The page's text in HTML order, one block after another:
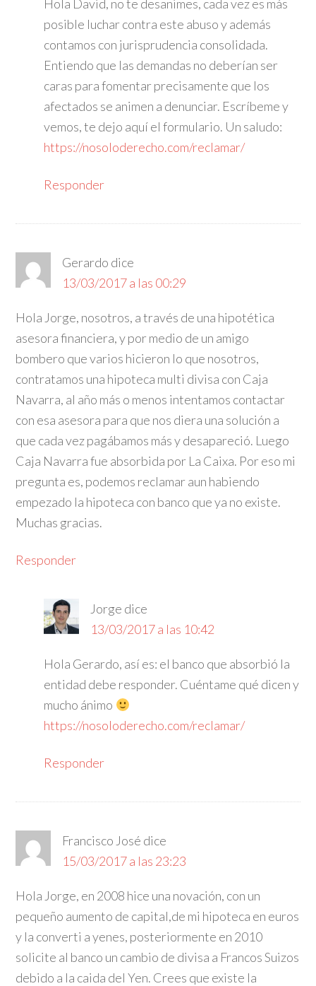
Hola David, no te desanimes, cada vez es más
posible luchar contra este abuso y además
contamos con jurisprudencia consolidada.
Entiendo que las demandas no deberían ser
caras para fomentar precisamente que los
afectados se animen a denunciar. Escríbeme y
vemos, te dejo aquí el formulario. Un saludo:
https://nosoloderecho.com/reclamar/
Responder
Gerardo dice
13/03/2017 a las 00:29
Hola Jorge, nosotros, a través de una hipotética
asesora financiera, y por medio de un amigo
bombero que varios hicieron lo que nosotros,
contratamos una hipoteca multi divisa con Caja
Navarra, al año más o menos intentamos contactar
con esa asesora para que nos diera una solución a
que cada vez pagábamos más y desapareció. Luego
Caja Navarra fue absorbida por La Caixa. Por eso mi
pregunta es, podemos reclamar aun habiendo
empezado la hipoteca con banco que ya no existe.
Muchas gracias.
Responder
Jorge dice
13/03/2017 a las 10:42
Hola Gerardo, así es: el banco que absorbió la
entidad debe responder. Cuéntame qué dicen y
mucho ánimo
https://nosoloderecho.com/reclamar/
Responder
Francisco José dice
15/03/2017 a las 23:23
Hola Jorge, en 2008 hice una novación, con un
pequeño aumento de capital,de mi hipoteca en euros
y la converti a yenes, posteriormente en 2010
solicite al banco un cambio de divisa a Francos Suizos
debido a la caida del Yen. Crees que existe la